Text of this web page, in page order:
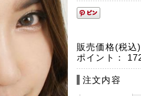
販売価格(税込)
ポイント：
注文内容